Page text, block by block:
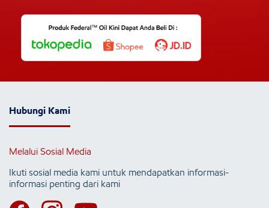
Hubungi Kami
Melalui Sosial Media
Ikuti sosial media kami untuk mendapatkan informasi-
informasi penting dari kami